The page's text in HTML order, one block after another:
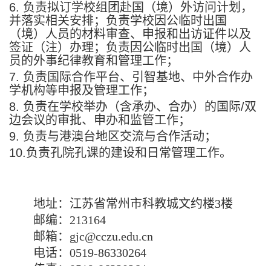
6. 负责拟订学校组团赴国（境）外访问计划，
并落实相关安排；负责学校因公临时出国
（境）人员的材料审查、申报和出访证件以及
签证（注）办理；负责因公临时出国（境）人
员的外事纪律教育和管理工作；
7. 负责国际合作平台、引智基地、中外合作办
学机构等申报及管理工作；
8. 负责在学校举办（含承办、合办）的国际/双
边会议的审批、申办和监管工作；
9. 负责与港澳台地区交流与合作活动；
10.负责孔院孔课的建设和日常管理工作。
地址：江苏省常州市科教城文约楼3楼
邮编：213164
邮箱：gjc@cczu.edu.cn
电话：0519-86330264